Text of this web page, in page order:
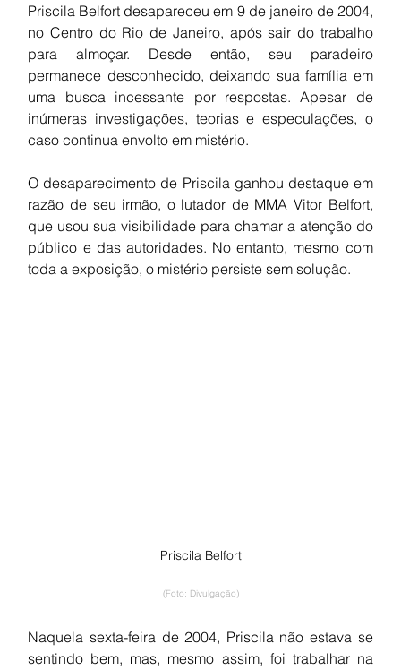
Priscila Belfort desapareceu em 9 de janeiro de 2004,
no Centro do Rio de Janeiro, após sair do trabalho
para almoçar. Desde então, seu paradeiro
permanece desconhecido, deixando sua família em
uma busca incessante por respostas. Apesar de
inúmeras investigações, teorias e especulações, o
caso continua envolto em mistério.
O desaparecimento de Priscila ganhou destaque em
razão de seu irmão, o lutador de MMA Vitor Belfort,
que usou sua visibilidade para chamar a atenção do
público e das autoridades. No entanto, mesmo com
toda a exposição, o mistério persiste sem solução.
Priscila Belfort
(Foto: Divulgação)
Naquela sexta-feira de 2004, Priscila não estava se
sentindo bem, mas, mesmo assim, foi trabalhar na